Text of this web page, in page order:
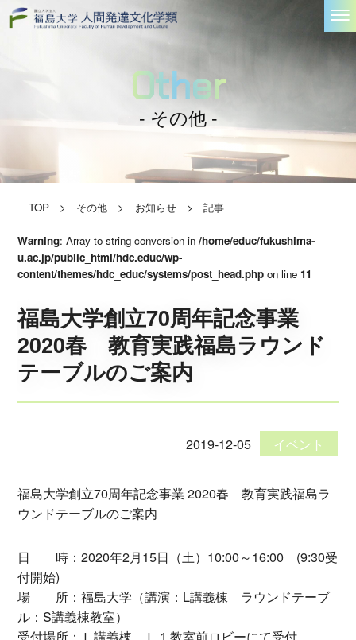
Other
- その他 -
TOP> その他 > お知らせ> 記事
Warning: Array to string conversion in/home/educ/fukushima-
u.ac.jp/public_html/hdc.educ/wp-
content/themes/hdc_educ/systems/post_head.php on line 11
福島大学創立70周年記念事業
2020春 教育実践福島ラウンド
テーブルのご案内
2019-12-05 イベント
福島大学創立70周年記念事業 2020春 教育実践福島ラ
ウンドテーブルのご案内
日 時：2020年2月15日（土）10:00～16:00 (9:30受
付開始)
場 所：福島大学（講演：L講義棟 ラウンドテーブ
ル：S講義棟教室）
受付場所：Ｌ講義棟 Ｌ１教室前ロビーにて受付